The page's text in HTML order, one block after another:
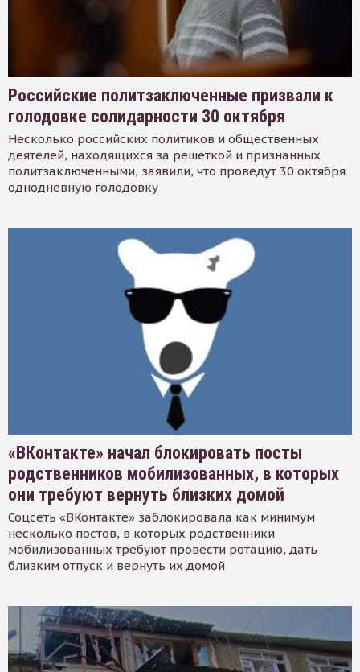
Российские политзаключенные призвали к
голодовке солидарности 30 октября
Несколько российских политиков и общественных
деятелей, находящихся за решеткой и признанных
политзаключенными, заявили, что проведут 30 октября
однодневную голодовку
«ВКонтакте» начал блокировать посты
родственников мобилизованных, в которых
они требуют вернуть близких домой
Соцсеть «ВКонтакте» заблокировала как минимум
несколько постов, в которых родственники
мобилизованных требуют провести ротацию, дать
близким отпуск и вернуть их домой